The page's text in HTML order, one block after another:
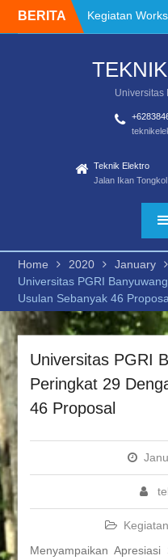
BERITA
Kegiatan
Alur
Kreativitas
PANDUAN
MERDEKA
KAMPUS
2021
Pembekalan
pelepasan
Merdeka
Merdeka 2024
Kegiatan
Penggunaan
Universitas
Teknik Elektro
Jalan Ikan
Home 2020 January
Universitas PGRI
Usulan Sebanyak 46
Universitas PGRI
Peringkat 29
46 Proposal
Kegiatan
Menyampaikan